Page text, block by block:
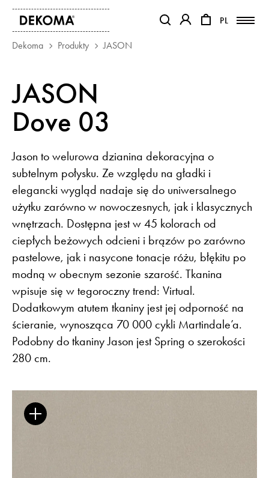
PL
PL
PRODUKTY
MAGAZYN
O NAS
KONTAKT
REALIZACJE
PARTNERZY
Flora – szenil inspirowany naturą
Dekoma Produkty JASON
JASON
Dove 03
Jason to welurowa dzianina dekoracyjna o
subtelnym połysku. Ze względu na gładki i
elegancki wygląd nadaje się do uniwersalnego
użytku zarówno w nowoczesnych, jak i klasycznych
wnętrzach. Dostępna jest w 45 kolorach od
ciepłych beżowych odcieni i brązów po zarówno
pastelowe, jak i nasycone tonacje różu, błękitu po
modną w obecnym sezonie szarość. Tkanina
wpisuje się w tegoroczny trend: Virtual.
Dodatkowym atutem tkaniny jest jej odporność na
ścieranie, wynosząca 70 000 cykli Martindale’a.
Podobny do tkaniny Jason jest Spring o szerokości
280 cm.